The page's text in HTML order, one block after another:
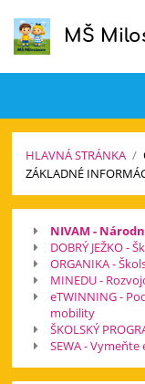
MŠ
HLAVNÁ STRÁNKA /
ZÁKLADNÉ
NIVAM -
DOBRÝ JEŽKO -
ORGANIKA -
MINEDU -
eTWINNING -
mobility
ŠKOLSKÝ
SEWA -